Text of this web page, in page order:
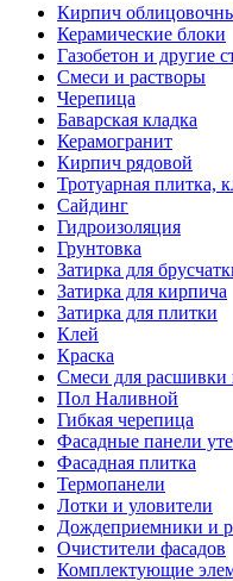
Кирпич
Керамические блоки
Газобетон и другие
Смеси и растворы
Черепица
Баварская кладка
Керамогранит
Кирпич рядовой
Тротуарная плитка,
Сайдинг
Гидроизоляция
Грунтовка
Затирка для
Затирка для кирпича
Затирка для плитки
Клей
Краска
Смеси для расшивки
Пол Наливной
Гибкая черепица
Фасадные панели
Фасадная плитка
Термопанели
Лотки и уловители
Дождеприемники и
Очистители фасадов
Комплектующие